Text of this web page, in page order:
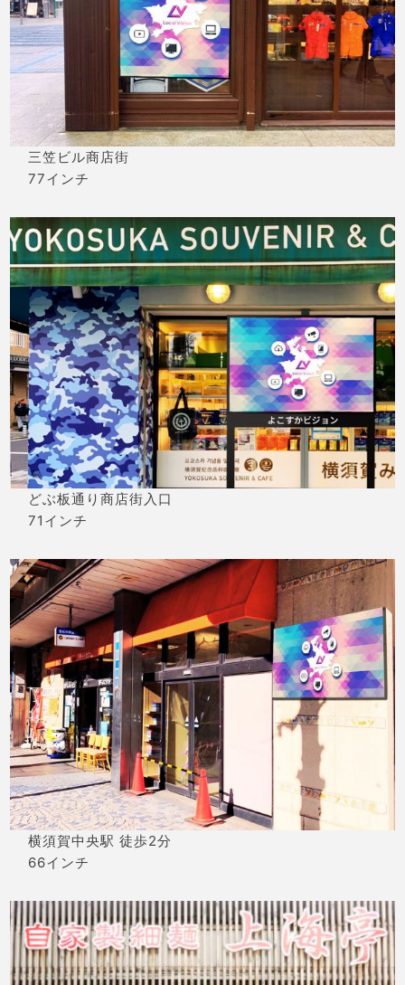
三笠ビル商店街
77インチ
どぶ板通り商店街入口
71インチ
横須賀中央駅 徒歩2分
66インチ